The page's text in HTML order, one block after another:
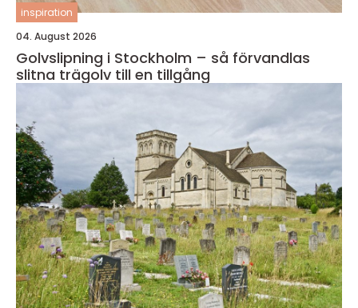
inspiration
04. August 2026
Golvslipning i Stockholm – så förvandlas
slitna trägolv till en tillgång